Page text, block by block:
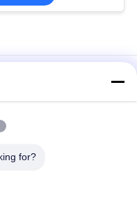
ベル
ブ同化カスタマイズされ
for?